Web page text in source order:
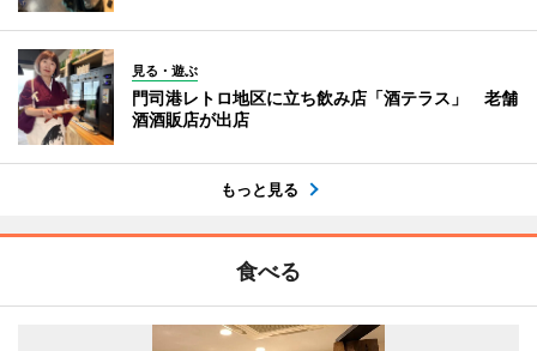
見る・遊ぶ
門司港レトロ地区に立ち飲み店「酒テラス」 老舗
酒酒販店が出店
もっと見る
食べる